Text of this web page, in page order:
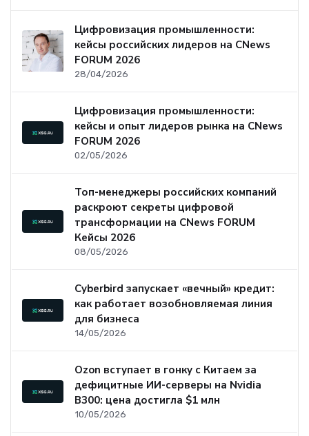
Цифровизация промышленности:
кейсы российских лидеров на CNews
FORUM 2026
28/04/2026
Цифровизация промышленности:
кейсы и опыт лидеров рынка на CNews
FORUM 2026
02/05/2026
Топ-менеджеры российских компаний
раскроют секреты цифровой
трансформации на CNews FORUM
Кейсы 2026
08/05/2026
Cyberbird запускает «вечный» кредит:
как работает возобновляемая линия
для бизнеса
14/05/2026
Ozon вступает в гонку с Китаем за
дефицитные ИИ-серверы на Nvidia
B300: цена достигла $1 млн
10/05/2026